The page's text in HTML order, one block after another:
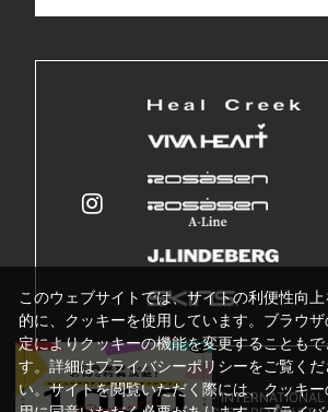
Copyright © GRIP INTERNATIONAL
このウェブサイトでは、サイトの利便性向上
的に、クッキーを使用しています。ブラウザ
定によりクッキーの機能を変更することもで
す。詳細はプライバシーポリシーをご覧くだ
い。サイトを閲覧いただく際には、クッキー